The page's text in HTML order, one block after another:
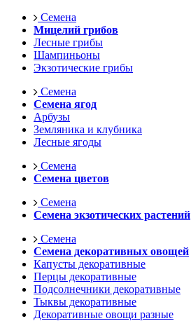
Семена
Мицелий грибов
Лесные грибы
Шампиньоны
Экзотические грибы
Семена
Семена ягод
Арбузы
Земляника и клубника
Лесные ягоды
Семена
Семена цветов
Семена
Семена экзотических растений
Семена
Семена декоративных овощей
Капусты декоративные
Перцы декоративные
Подсолнечники декоративные
Тыквы декоративные
Декоративные овощи разные